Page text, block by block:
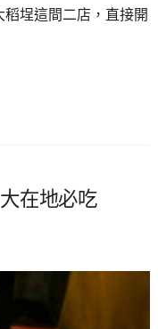
埕這間二店，直接開
在地必吃